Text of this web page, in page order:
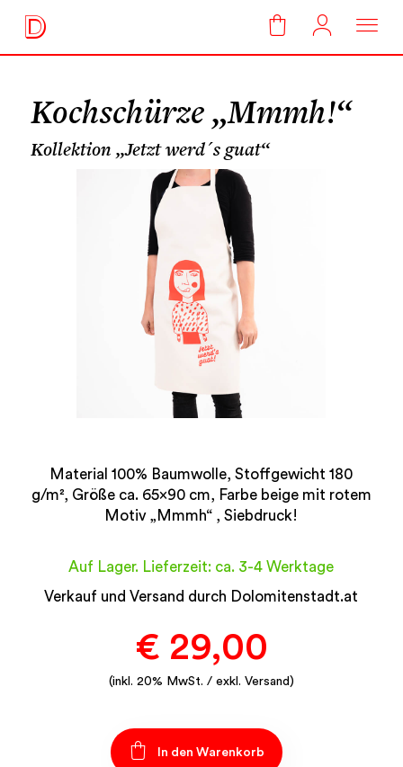
Kochschürze „Mmmh!“
Kollektion „Jetzt werd´s guat“
Material 100% Baumwolle, Stoffgewicht 180
g/m², Größe ca. 65×90 cm, Farbe beige mit rotem
Motiv „Mmmh“ , Siebdruck!
Auf Lager. Lieferzeit: ca. 3-4 Werktage
Verkauf und Versand durch Dolomitenstadt.at
€ 29,00
(inkl. 20% MwSt. / exkl. Versand)
In den Warenkorb